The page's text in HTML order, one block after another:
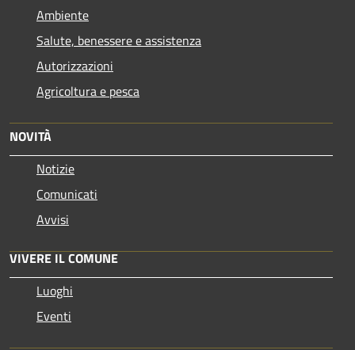
Ambiente
Salute, benessere e assistenza
Autorizzazioni
Agricoltura e pesca
NOVITÀ
Notizie
Comunicati
Avvisi
VIVERE IL COMUNE
Luoghi
Eventi